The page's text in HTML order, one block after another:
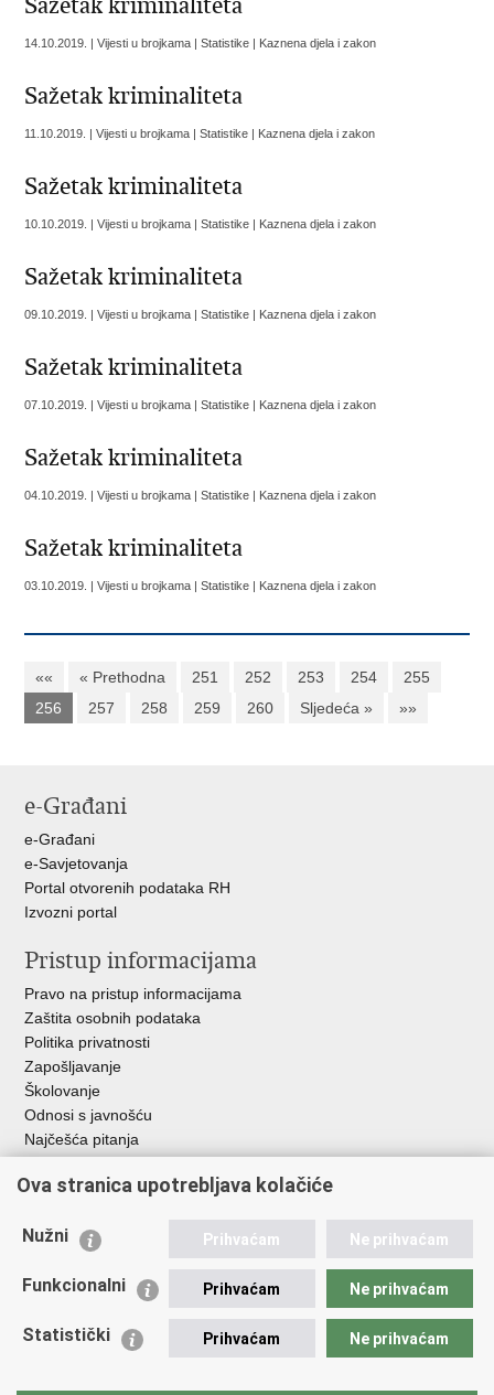
14.10.2019. | Vijesti u brojkama | Statistike | Kaznena djela i zakon
Sažetak kriminaliteta
11.10.2019. | Vijesti u brojkama | Statistike | Kaznena djela i zakon
Sažetak kriminaliteta
10.10.2019. | Vijesti u brojkama | Statistike | Kaznena djela i zakon
Sažetak kriminaliteta
09.10.2019. | Vijesti u brojkama | Statistike | Kaznena djela i zakon
Sažetak kriminaliteta
07.10.2019. | Vijesti u brojkama | Statistike | Kaznena djela i zakon
Sažetak kriminaliteta
04.10.2019. | Vijesti u brojkama | Statistike | Kaznena djela i zakon
Sažetak kriminaliteta
03.10.2019. | Vijesti u brojkama | Statistike | Kaznena djela i zakon
«« « Prethodna 251 252 253 254
255
256
257 258 259 260 Sljedeća » »»
e-Građani
e-Građani
e-Savjetovanja
Portal otvorenih podataka RH
Izvozni portal
Pristup informacijama
Pravo na pristup informacijama
Zaštita osobnih podataka
Politika privatnosti
Zapošljavanje
Školovanje
Odnosi s javnošću
Najčešća pitanja
Važne poveznice
EMN Nacionalna kontaktna točka za Republiku Hrvatsku
Policijska akademija
Zaklada policijske solidarnosti
Sindikati
Ova stranica upotrebljava kolačiće
Nužni Prihvaćam Ne prihvaćam
Funkcionalni Prihvaćam Ne prihvaćam
Statistički Prihvaćam Ne prihvaćam